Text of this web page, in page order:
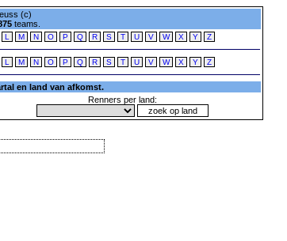
(c)
teams.
L M N O P Q R S T U V W X Y Z
L M N O P Q R S T U V W X Y Z
en land van afkomst.
Renners per land: